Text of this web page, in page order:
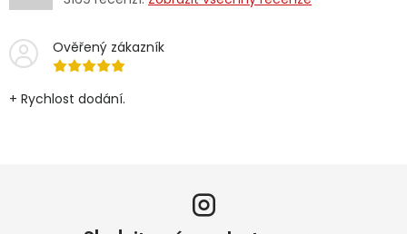
Ověřený zákazník
+ Rychlost dodání.